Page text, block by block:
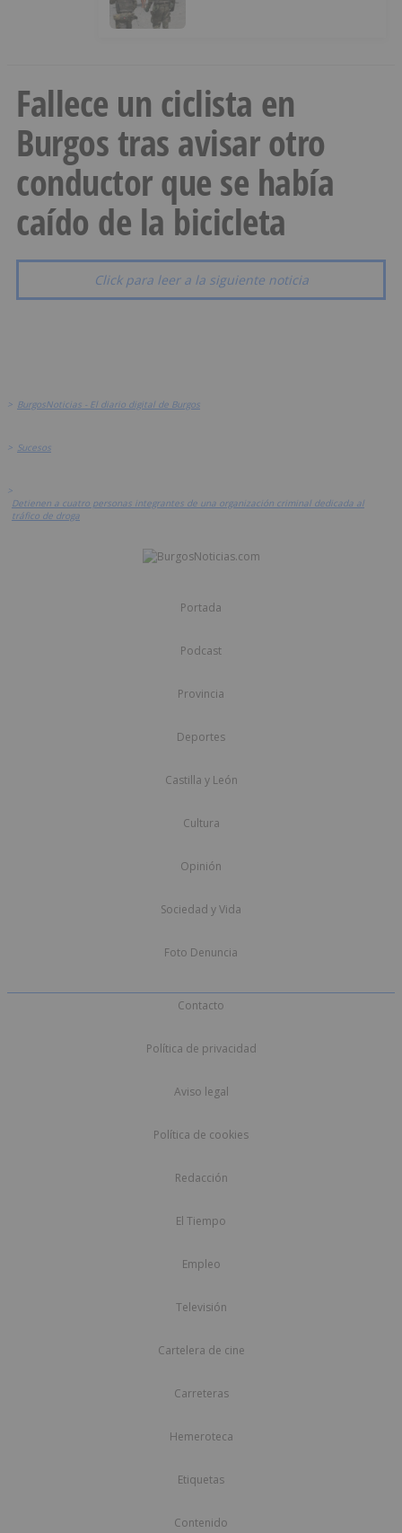
Fallece un ciclista en
Burgos tras avisar otro
conductor que se había
caído de la bicicleta
Click para leer a la siguiente noticia
> BurgosNoticias - El diario digital de Burgos
> Sucesos
>
Detienen a cuatro personas integrantes de una organización criminal dedicada al
tráfico de droga
Portada
Podcast
Provincia
Deportes
Castilla y León
Cultura
Opinión
Sociedad y Vida
Foto Denuncia
Contacto
Política de privacidad
Aviso legal
Política de cookies
Redacción
El Tiempo
Empleo
Televisión
Cartelera de cine
Carreteras
Hemeroteca
Etiquetas
Contenido